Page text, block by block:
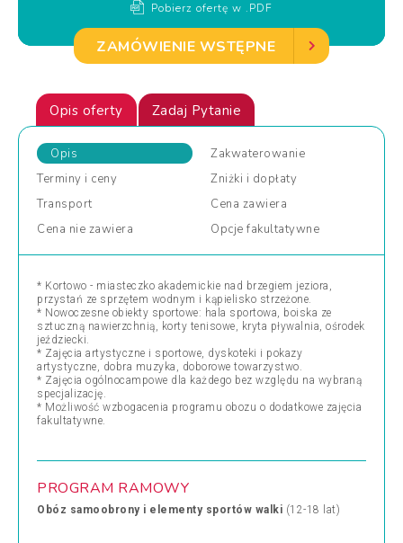
Pobierz ofertę w .PDF
ZAMÓWIENIE WSTĘPNE
Opis oferty Zadaj Pytanie
Opis
Zakwaterowanie
Terminy i ceny Zniżki i dopłaty
Transport
Cena zawiera
Cena nie zawiera Opcje fakultatywne
* Kortowo - miasteczko akademickie nad brzegiem jeziora,
przystań ze sprzętem wodnym i kąpielisko strzeżone.
* Nowoczesne obiekty sportowe: hala sportowa, boiska ze
sztuczną nawierzchnią, korty tenisowe, kryta pływalnia, ośrodek
jeździecki.
* Zajęcia artystyczne i sportowe, dyskoteki i pokazy
artystyczne, dobra muzyka, doborowe towarzystwo.
* Zajęcia ogólnocampowe dla każdego bez względu na wybraną
specjalizację.
* Możliwość wzbogacenia programu obozu o dodatkowe zajęcia
fakultatywne.
PROGRAM RAMOWY
Obóz samoobrony i elementy sportów walki (12-18 lat)